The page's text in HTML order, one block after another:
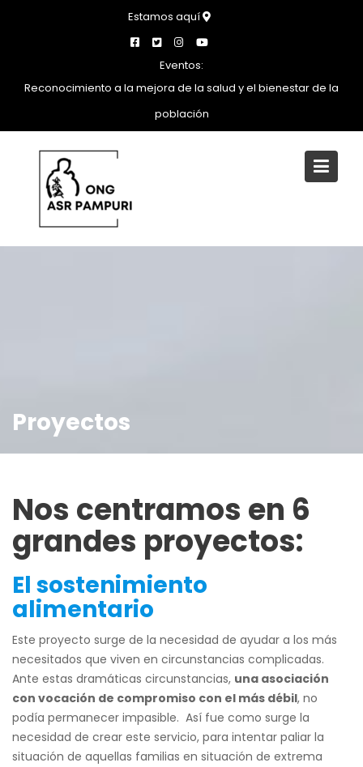
Estamos aquí
Eventos:
Reconocimiento a la mejora de la salud y el bienestar de la
población
Proyectos
Nos centramos en 6
grandes proyectos:
El sostenimiento
alimentario
Este proyecto surge de la necesidad de ayudar a los más
necesitados que viven en circunstancias complicadas.
Ante estas dramáticas circunstancias, una asociación
con vocación de compromiso con el más débil, no
podía permanecer impasible. Así fue como surge la
necesidad de crear este servicio, para intentar paliar la
situación de aquellas familias en situación de extrema